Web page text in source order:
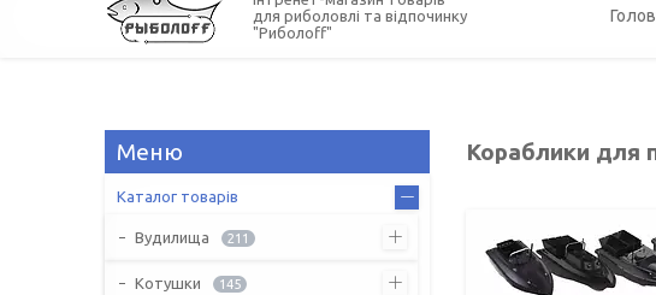
для риболовлі та відпочинку
"Риболоff"
Кораблики для
Каталог товарів
Вудилища 211
Котушки 145